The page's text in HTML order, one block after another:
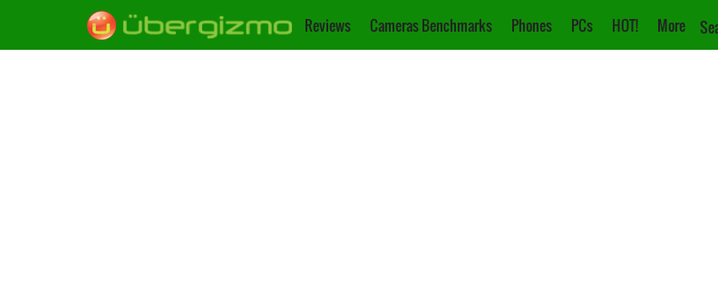
Reviews Cameras Benchmarks Phones PCs HOT! More